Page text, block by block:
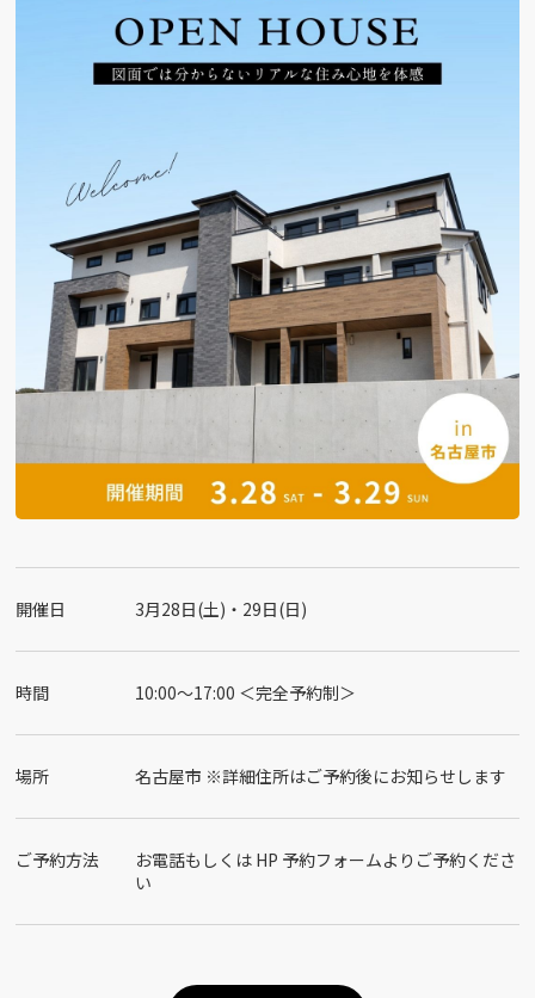
開催日 3月28日(土)・29日(日)
時間 10:00〜17:00 ＜完全予約制＞
場所 名古屋市 ※詳細住所はご予約後にお知らせします
ご予約方法
お電話もしくは HP 予約フォームよりご予約くださ
い